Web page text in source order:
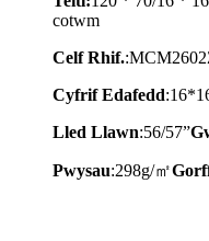
cotwm
Celf Rhif.:M
Cyfrif Edafedd:
Lled Llawn:56/57”
Pwysau:298g/㎡